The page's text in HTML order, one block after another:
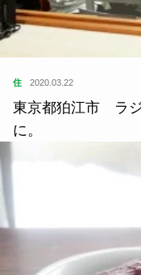
住 2020.03.22
東京都狛江市 ラ
に。